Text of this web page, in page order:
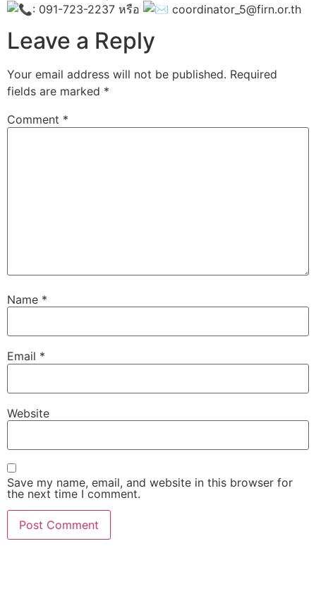
: 091-723-2237 หรือ
coordinator_5@firn.or.th
Leave a Reply
Your email address will not be published. Required
fields are marked *
Comment *
Name *
Email *
Website
Save my name, email, and website in this browser for
the next time I comment.